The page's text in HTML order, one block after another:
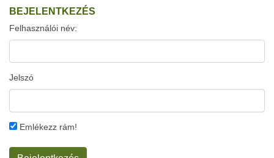
BEJELENTKEZÉS
Felhasználói név:
Jelszó
Emlékezz rám!